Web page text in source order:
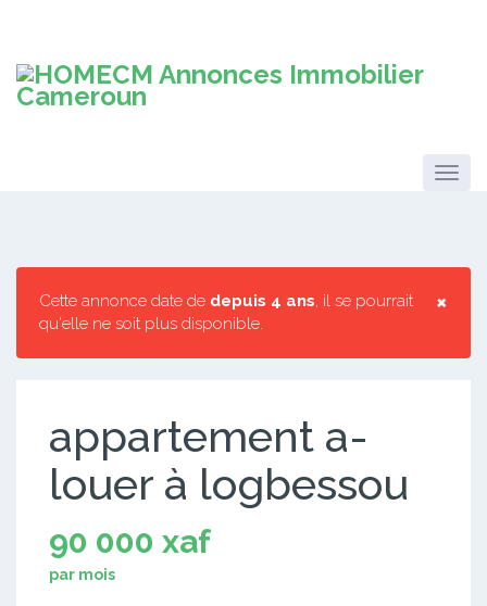
×
Cette annonce date de depuis 4 ans, il se pourrait
qu'elle ne soit plus disponible.
appartement a-
louer à logbessou
90 000 xaf
par mois